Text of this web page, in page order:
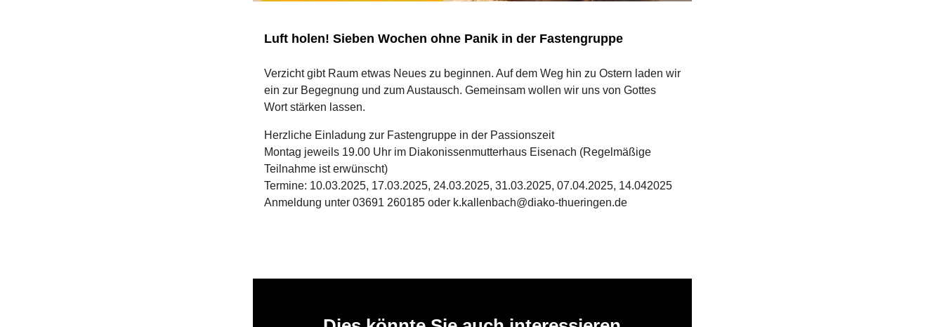
Luft holen! Sieben Wochen ohne Panik in der Fastengruppe
Verzicht gibt Raum etwas Neues zu beginnen. Auf dem Weg hin zu Ostern laden wir
ein zur Begegnung und zum Austausch. Gemeinsam wollen wir uns von Gottes
Wort stärken lassen.
Herzliche Einladung zur Fastengruppe in der Passionszeit
Montag jeweils 19.00 Uhr im Diakonissenmutterhaus Eisenach (Regelmäßige
Teilnahme ist erwünscht)
Termine: 10.03.2025, 17.03.2025, 24.03.2025, 31.03.2025, 07.04.2025, 14.042025
Anmeldung unter 03691 260185 oder k.kallenbach@diako-thueringen.de